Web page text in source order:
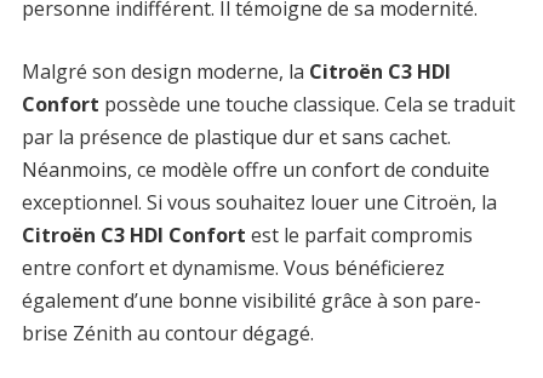
personne indifférent. Il témoigne de sa modernité.
Malgré son design moderne, la Citroën C3 HDI
Confort possède une touche classique. Cela se traduit
par la présence de plastique dur et sans cachet.
Néanmoins, ce modèle offre un confort de conduite
exceptionnel. Si vous souhaitez louer une Citroën, la
Citroën C3 HDI Confort est le parfait compromis
entre confort et dynamisme. Vous bénéficierez
également d’une bonne visibilité grâce à son pare-
brise Zénith au contour dégagé.